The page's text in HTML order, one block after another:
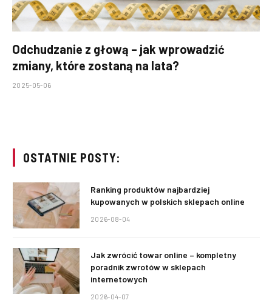
Odchudzanie z głową – jak wprowadzić
zmiany, które zostaną na lata?
2025-05-06
OSTATNIE POSTY:
Ranking produktów najbardziej
kupowanych w polskich sklepach online
2026-08-04
Jak zwrócić towar online – kompletny
poradnik zwrotów w sklepach
internetowych
2026-04-07